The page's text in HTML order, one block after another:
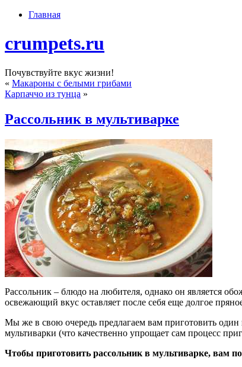
Главная
crumpets.ru
Почувствуйте вкус жизни!
« Макароны с белыми грибами
Карпаччо из тунца »
Рассольник в мультиварке
Рассольник – блюдо на любителя, однако он является
освежающий вкус оставляет после себя еще долгое
Мы же в свою очередь предлагаем вам приготовить
мультиварки (что качественно упрощает сам процесс
Чтобы приготовить рассольник в мультиварке, вам